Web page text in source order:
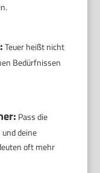
Teuer heißt nicht
Bedürfnissen
Pass die
deine
oft mehr